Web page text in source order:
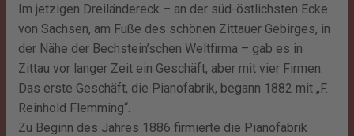
Im jetzigen Dreiländereck – an der süd-östlichsten Ecke
von Sachsen, am Fuße des schönen Zittauer Gebirges, in
der Nähe der Bechstein’schen Weltfirma – gab es in
Zittau vor langer Zeit ein Geschäft, aber mit vier Firmen.
Das erste Geschäft, die Pianofabrik, begann 1882 mit „F.
Reinhold Flemming“.
Zu Beginn des Jahres 1886 firmierte die Pianofabrik